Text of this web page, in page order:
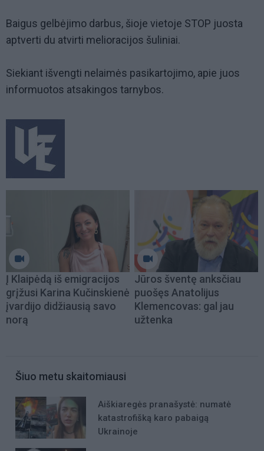
Baigus gelbėjimo darbus, šioje vietoje STOP juosta
aptverti du atvirti melioracijos šuliniai.
Siekiant išvengti nelaimės pasikartojimo, apie juos
informuotos atsakingos tarnybos.
Į Klaipėdą iš emigracijos
grįžusi Karina Kučinskienė
įvardijo didžiausią savo
norą
Jūros šventę anksčiau
puošęs Anatolijus
Klemencovas: gal jau
užtenka
Šiuo metu skaitomiausi
Aiškiaregės pranašystė: numatė
katastrofišką karo pabaigą
Ukrainoje